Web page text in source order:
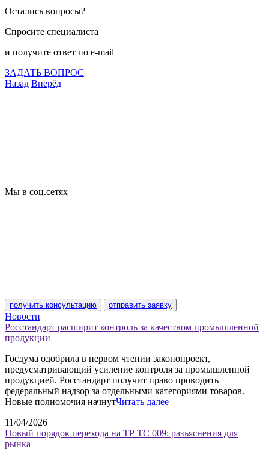
Остались вопросы?
Спросите специалиста
и получите ответ по e-mail
ЗАДАТЬ ВОПРОС
Назад Вперёд
Мы в соц.сетях
получить консультацию отправить заявку
Новости
Росстандарт расширит контроль за качеством промышленной
продукции
Госдума одобрила в первом чтении законопроект,
предусматривающий усиление контроля за промышленной
продукцией. Росстандарт получит право проводить
федеральный надзор за отдельными категориями товаров.
Новые полномочия начнутЧитать далее
11/04/2026
Новый порядок перехода на ТР ТС 009: разъяснения для
рынка